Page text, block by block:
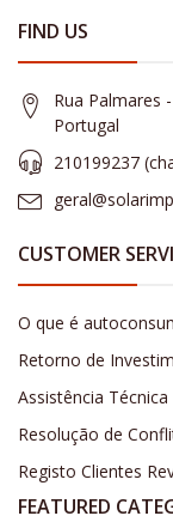
FIND US
Rua Palmares
Portugal
210199237
CUSTOMER
O que é
Retorno de
Assistência Técnica
Resolução de
Registo Clientes
FEATURED